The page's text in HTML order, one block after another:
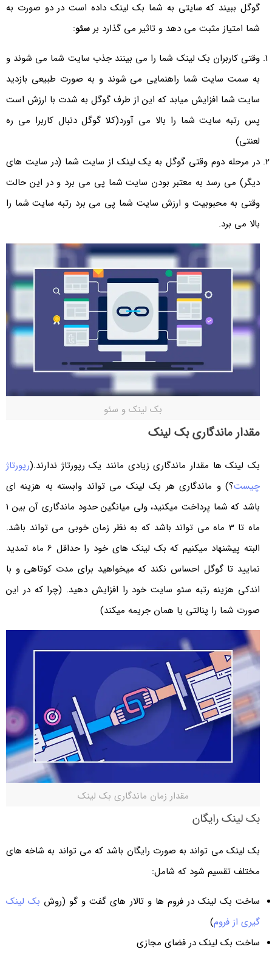
گوگل ببیند که سایتی به شما بک لینک داده است در دو صورت به
شما امتیاز مثبت می دهد و تاثیر می گذارد برسئو:
وقتی کاربران بک لینک شما را می بینند جذب سایت شما می شوند و
به سمت سایت شما راهنمایی می شوند و به صورت طبیعی بازدید
سایت شما افزایش میابد که این از طرف گوگل به شدت با ارزش است
پس رتبه سایت شما را بالا می آورد(کلا گوگل دنبال کاربرا می ره
لعنتی)
در مرحله دوم وقتی گوگل به یک لینک از سایت شما (در سایت های
دیگر) می رسد به معتبر بودن سایت شما پی می برد و در این حالت
وقتی به محبوبیت و ارزش سایت شما پی می برد رتبه سایت شما را
بالا می برد.
بک لینک و سئو
مقدار ماندگاری بک لینک
بک لینک ها مقدار ماندگاری زیادی مانند یک رپورتاژ ندارند.(رپورتاژ
چیست؟) و ماندگاری هر بک لینک می تواند وابسته به هزینه ای
ماه تا 3 ماه می تواند باشد که به نظر زمان خوبی می تواند باشد.
البته پیشنهاد میکنیم که بک لینک های خود را حداقل 6 ماه تمدید
نمایید تا گوگل احساس نکند که میخواهید برای مدت کوتاهی و با
اندکی هزینه رتبه سئو سایت خود را افزایش دهید. (چرا که در این
صورت شما را پنالتی یا همان جریمه میکند)
مقدار زمان ماندگاری بک لینک
بک لینک رایگان
بک لینک می تواند به صورت رایگان باشد که می تواند به شاخه های
مختلف تقسیم شود که شامل:
ساخت بک لینک در فروم ها و تالار های گفت و گو (روش بک لینک
گیری از فروم)
ساخت بک لینک در فضای مجازی